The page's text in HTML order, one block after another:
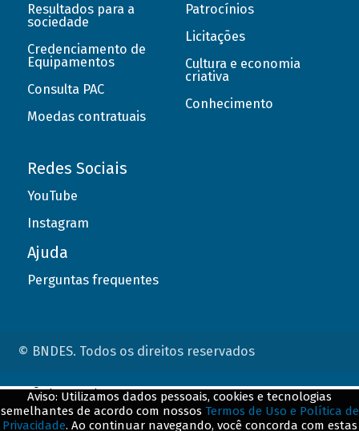
Resultados para a
sociedade
Credenciamento de
Equipamentos
Consulta PAC
Moedas contratuais
Patrocínios
Licitações
Cultura e economia
criativa
Conhecimento
Redes Sociais
YouTube
Instagram
Ajuda
Perguntas frequentes
© BNDES. Todos os direitos reservados
Aviso: Utilizamos dados pessoais, cookies e tecnologias
semelhantes de acordo com nossos Termos de Uso e Política de
Privacidade. Ao continuar navegando, você concorda com estas
ConteÃºdo complementar
${title}${badge}